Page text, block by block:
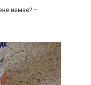
немає? –